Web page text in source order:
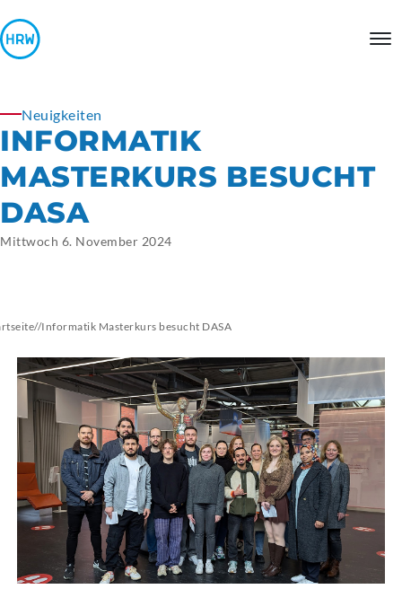
Neuigkeiten
INFORMATIK
MASTERKURS BESUCHT
DASA
Mittwoch 6. November 2024
//Informatik Masterkurs besucht DASA